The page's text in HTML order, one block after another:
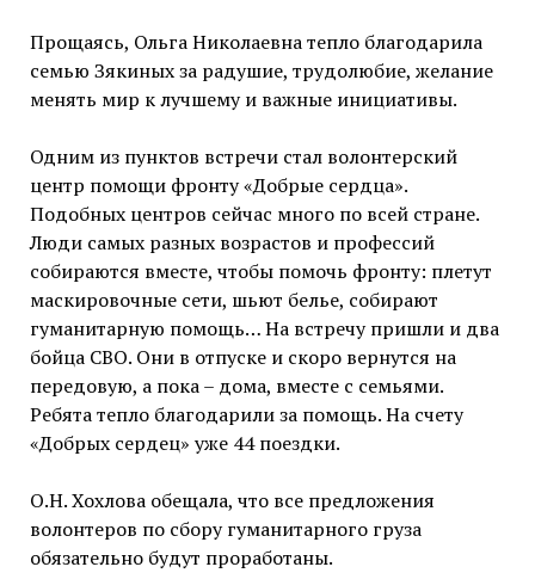
Прощаясь, Ольга Николаевна тепло благодарила
семью Зякиных за радушие, трудолюбие, желание
менять мир к лучшему и важные инициативы.
Одним из пунктов встречи стал волонтерский
центр помощи фронту «Добрые сердца».
Подобных центров сейчас много по всей стране.
Люди самых разных возрастов и профессий
собираются вместе, чтобы помочь фронту: плетут
маскировочные сети, шьют белье, собирают
гуманитарную помощь… На встречу пришли и два
бойца СВО. Они в отпуске и скоро вернутся на
передовую, а пока – дома, вместе с семьями.
Ребята тепло благодарили за помощь. На счету
«Добрых сердец» уже 44 поездки.
О.Н. Хохлова обещала, что все предложения
волонтеров по сбору гуманитарного груза
обязательно будут проработаны.